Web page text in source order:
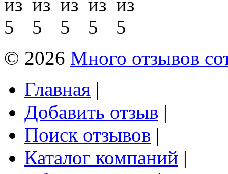
© 2026 Много отзывов
Главная |
Добавить отзыв |
Поиск отзывов |
Каталог компаний |